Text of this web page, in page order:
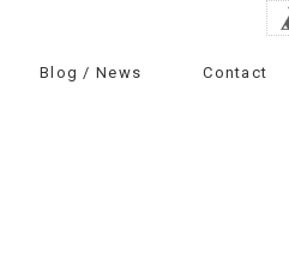
Blog / News Contact